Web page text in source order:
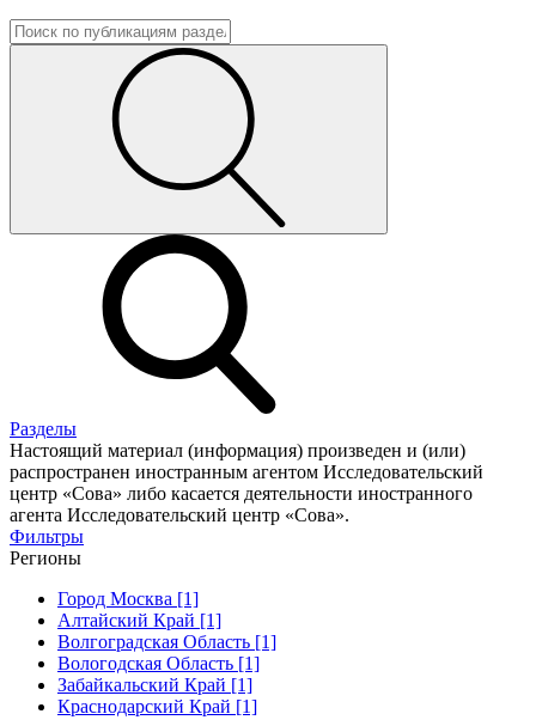
Разделы
Настоящий материал (информация) произведен и (или)
распространен иностранным агентом Исследовательский
центр «Сова» либо касается деятельности иностранного
агента Исследовательский центр «Сова».
Фильтры
Регионы
Город Москва [1]
Алтайский Край [1]
Волгоградская Область [1]
Вологодская Область [1]
Забайкальский Край [1]
Краснодарский Край [1]